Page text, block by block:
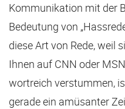
Kommunikation mit der
Bedeutung von
diese Art von Rede, weil
Ihnen auf CNN oder
wortreich verstummen,
gerade ein amüsanter